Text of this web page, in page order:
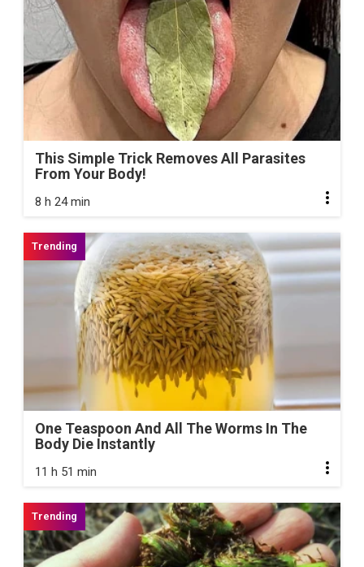
This Simple Trick Removes All Parasites
From Your Body!
8 h 24 min
One Teaspoon And All The Worms In The
Body Die Instantly
11 h 51 min